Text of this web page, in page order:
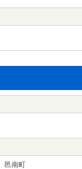
邑南町